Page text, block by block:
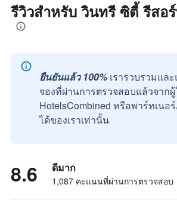
รีวิวสำหรับ วินทรี ซิตี้ รีสอ
ยืนยันแล้ว 100% เรารวบรวมแล
จองที่ผ่านการตรวจสอบแล้วจาก
HotelsCombined หรือพาร์ทเนอ
ได้ของเราเท่านั้น
8.6 ดีมาก
1,087 คะแนนที่ผ่านการตรวจสอบ